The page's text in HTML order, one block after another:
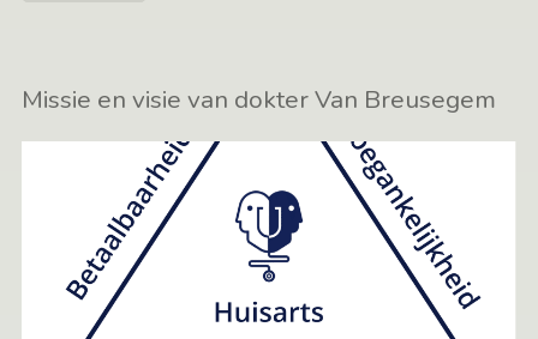
Missie en visie van dokter Van Breusegem